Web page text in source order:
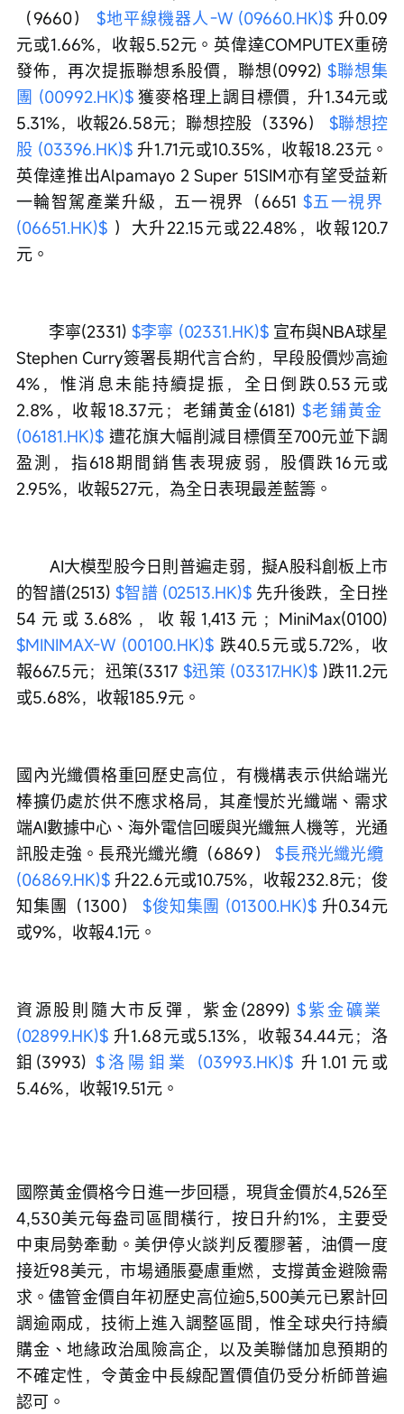
（9660） $地平線機器人-W (09660.HK)$ 升0.09
元或1.66%，收報5.52元。英偉達COMPUTEX重磅
發佈，再次提振聯想系股價，聯想(0992) $聯想集
團 (00992.HK)$ 獲麥格理上調目標價，升1.34元或
5.31%，收報26.58元；聯想控股（3396） $聯想控
股 (03396.HK)$ 升1.71元或10.35%，收報18.23元。
英偉達推出Alpamayo 2 Super 51SIM亦有望受益新
一輪智駕產業升級，五一視界（6651 $五一視界
(06651.HK)$ ）大升22.15元或22.48%，收報120.7
元。
李寧(2331) $李寧 (02331.HK)$ 宣布與NBA球星
Stephen Curry簽署長期代言合約，早段股價炒高逾
4%，惟消息未能持續提振，全日倒跌0.53元或
2.8%，收報18.37元；老鋪黃金(6181) $老鋪黃金
(06181.HK)$ 遭花旗大幅削減目標價至700元並下調
盈測，指618期間銷售表現疲弱，股價跌16元或
2.95%，收報527元，為全日表現最差藍籌。
AI大模型股今日則普遍走弱，擬A股科創板上市
的智譜(2513) $智譜 (02513.HK)$ 先升後跌，全日挫
54元或3.68%，收報1,413元；MiniMax(0100)
$MINIMAX-W (00100.HK)$ 跌40.5元或5.72%，收
報667.5元；迅策(3317 $迅策 (03317.HK)$ )跌11.2元
或5.68%，收報185.9元。
國內光纖價格重回歷史高位，有機構表示供給端光
棒擴仍處於供不應求格局，其產慢於光纖端、需求
端AI數據中心、海外電信回暖與光纖無人機等，光通
訊股走強。長飛光纖光纜（6869） $長飛光纖光纜
(06869.HK)$ 升22.6元或10.75%，收報232.8元；俊
知集團（1300） $俊知集團 (01300.HK)$ 升0.34元
或9%，收報4.1元。
資源股則隨大市反彈，紫金(2899) $紫金礦業
(02899.HK)$ 升1.68元或5.13%，收報34.44元；洛
鉬(3993) $洛陽鉬業 (03993.HK)$ 升1.01元或
5.46%，收報19.51元。
國際黃金價格今日進一步回穩，現貨金價於4,526至
4,530美元每盎司區間橫行，按日升約1%，主要受
中東局勢牽動。美伊停火談判反覆膠著，油價一度
接近98美元，市場通脹憂慮重燃，支撐黃金避險需
求。儘管金價自年初歷史高位逾5,500美元已累計回
調逾兩成，技術上進入調整區間，惟全球央行持續
購金、地緣政治風險高企，以及美聯儲加息預期的
不確定性，令黃金中長線配置價值仍受分析師普遍
認可。